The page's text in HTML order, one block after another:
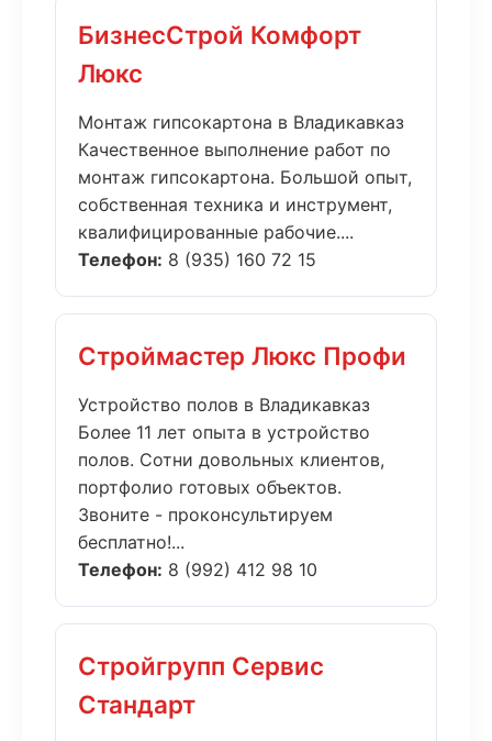
БизнесСтрой Комфорт
Люкс
Монтаж гипсокартона в Владикавказ
Качественное выполнение работ по
монтаж гипсокартона. Большой опыт,
собственная техника и инструмент,
квалифицированные рабочие....
Телефон: 8 (935) 160 72 15
Строймастер Люкс Профи
Устройство полов в Владикавказ
Более 11 лет опыта в устройство
полов. Сотни довольных клиентов,
портфолио готовых объектов.
Звоните - проконсультируем
бесплатно!...
Телефон: 8 (992) 412 98 10
Стройгрупп Сервис
Стандарт